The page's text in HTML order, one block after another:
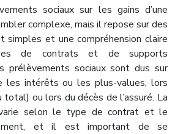
sociaux sur les gains d’une
complexe, mais il repose sur des
simples et une compréhension claire
de contrats et de supports
prélèvements sociaux sont dus sur
les intérêts ou les plus-values, lors
total) ou lors du décès de l’assuré. La
selon le type de contrat et le
et il est important de se